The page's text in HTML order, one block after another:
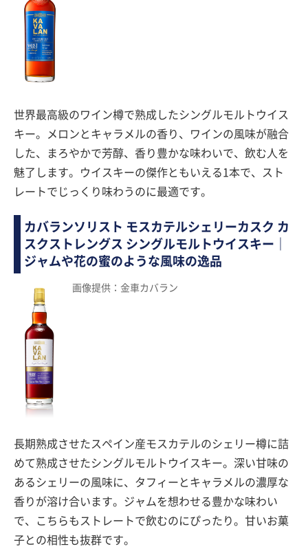
世界最高級のワイン樽で熟成したシングルモルトウイス
キー。メロンとキャラメルの香り、ワインの風味が融合
した、まろやかで芳醇、香り豊かな味わいで、飲む人を
魅了します。ウイスキーの傑作ともいえる1本で、スト
レートでじっくり味わうのに最適です。
カバランソリスト モスカテルシェリーカスク カ
スクストレングス シングルモルトウイスキー｜
ジャムや花の蜜のような風味の逸品
画像提供：金車カバラン
長期熟成させたスペイン産モスカテルのシェリー樽に詰
めて熟成させたシングルモルトウイスキー。深い甘味の
あるシェリーの風味に、タフィーとキャラメルの濃厚な
香りが溶け合います。ジャムを想わせる豊かな味わい
で、こちらもストレートで飲むのにぴったり。甘いお菓
子との相性も抜群です。